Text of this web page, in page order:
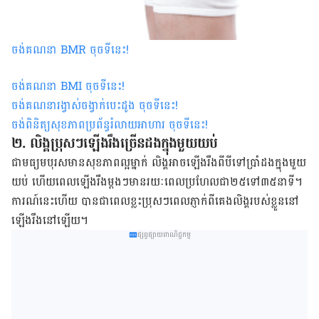
ចង់គណនា BMR ចុចទីនេះ!
ចង់គណនា BMI ចុចទីនេះ!
ចង់គណនារង្វាស់ចង្វាក់បេះដូង ចុចទីនេះ!
ចង់ពិនិត្យសុខភាពប្រព័ន្ធរំលាយអាហារ ចុចទីនេះ!
២. លិង្គ​ប្រុសៗ​ឡើង​រឹង​ច្រើន​ដង​ក្នុង​មួយ​យប់
ជាមធ្យម​បុរស​មាន​សុខភាព​ល្អ​ម្នាក់​ លិង្គ​អាច​ឡើង​រឹង​ពី​បី​ទៅ​ប្រាំ​ដង​ក្នុង​មួយ​
យប់ ហើយ​ពេល​ឡើង​រឹង​ម្ដងៗ​មាន​រយៈពេល​ប្រហែលជា​២៥​ទៅ​៣៥​នាទី​។
ការណ៍​នេះ​ហើយ បាន​ជា​ពេល​ខ្លះ​ប្រុសៗ​ពេល​ភ្ញាក់​ពី​គេង​លិង្គ​របស់​ខ្លួន​នៅ​
ឡើង​រឹង​នៅឡើយ​។
ផ្សព្វផ្សាយពាណិជ្ជកម្ម